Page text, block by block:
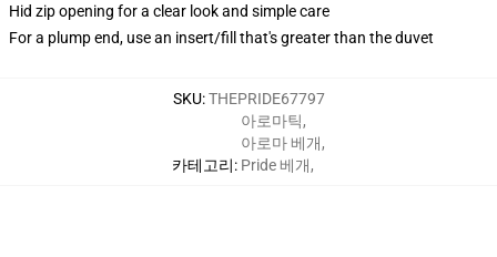
Hid zip opening for a clear look and simple care
For a plump end, use an insert/fill that's greater than the duvet
SKU:THEPRIDE67797
카테고리:
아로마틱,
아로마 베개,
Pride 베개,